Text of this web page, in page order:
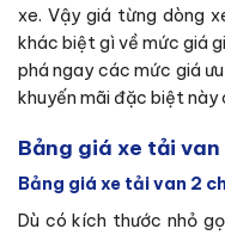
xe. Vậy giá từng dòng
khác biệt gì về mức giá
phá ngay các mức giá
khuyến mãi đặc biệt
Bảng giá xe tải
Bảng giá xe tải van 2
Dù có kích thước nhỏ